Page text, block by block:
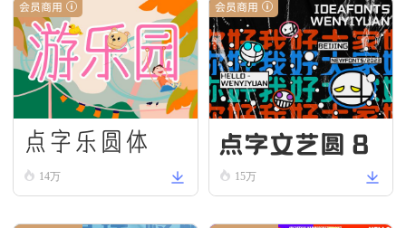
会员商用
点字乐圆体
14万
会员商用
点字文艺圆 8
515万